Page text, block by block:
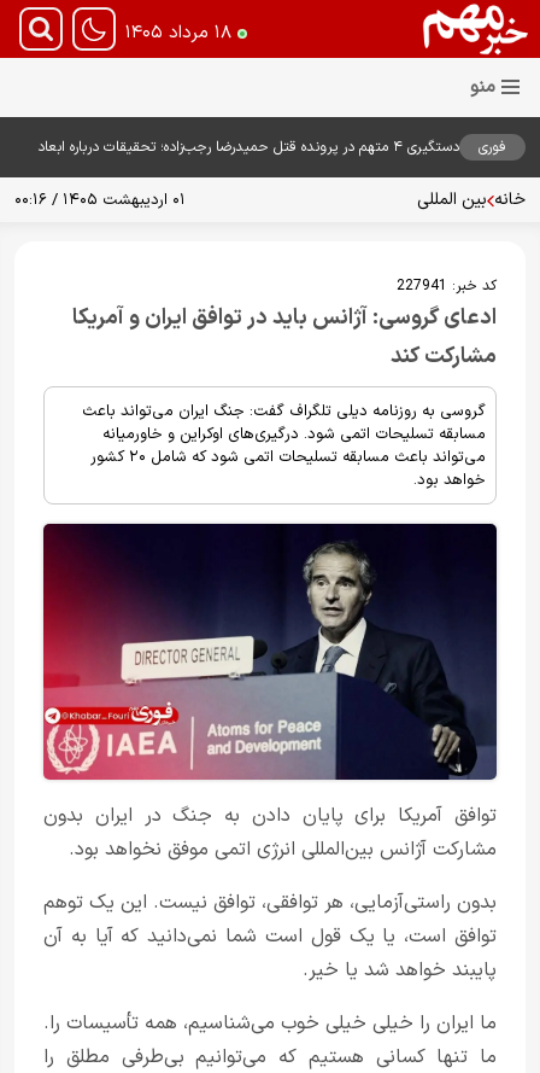
۱۸ مرداد ۱۴۰۵
فوری
دستگیری ۴ متهم در پرونده قتل حمیدرضا رجب‌زاده؛ تحقیقات درباره ابعاد
خانه بین المللی ۰۱ اردیبهشت ۱۴۰۵ / ۰۰:۱۶
کد خبر: 227941
ادعای گروسی: آژانس باید در توافق ایران و آمریکا
مشارکت کند
گروسی به روزنامه دیلی تلگراف گفت: جنگ ایران می‌تواند باعث
مسابقه تسلیحات اتمی شود. درگیری‌های اوکراین و خاورمیانه
می‌تواند باعث مسابقه تسلیحات اتمی شود که شامل ۲۰ کشور
خواهد بود.
توافق آمریکا برای پایان دادن به جنگ در ایران بدون
مشارکت آژانس بین‌المللی انرژی اتمی موفق نخواهد بود.
بدون راستی‌آزمایی، هر توافقی، توافق نیست. این یک توهم
توافق است، یا یک قول است شما نمی‌دانید که آیا به آن
پایبند خواهد شد یا خیر.
ما ایران را خیلی خیلی خوب می‌شناسیم، همه تأسیسات را.
ما تنها کسانی هستیم که می‌توانیم بی‌طرفی مطلق را